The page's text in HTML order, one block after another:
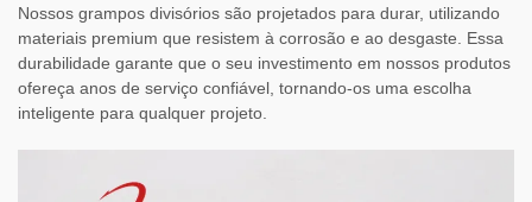
Nossos grampos divisórios são projetados para durar, utilizando
materiais premium que resistem à corrosão e ao desgaste. Essa
durabilidade garante que o seu investimento em nossos produtos
ofereça anos de serviço confiável, tornando-os uma escolha
inteligente para qualquer projeto.